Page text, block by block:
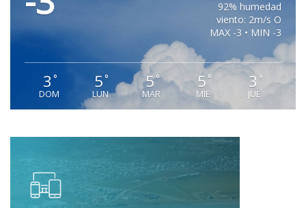
92% humedad
viento: 2m/s O
MAX -3 • MIN -3
3 °
DOM
5 °
LUN
5°
MAR
5 °
MIE
3 °
JUE